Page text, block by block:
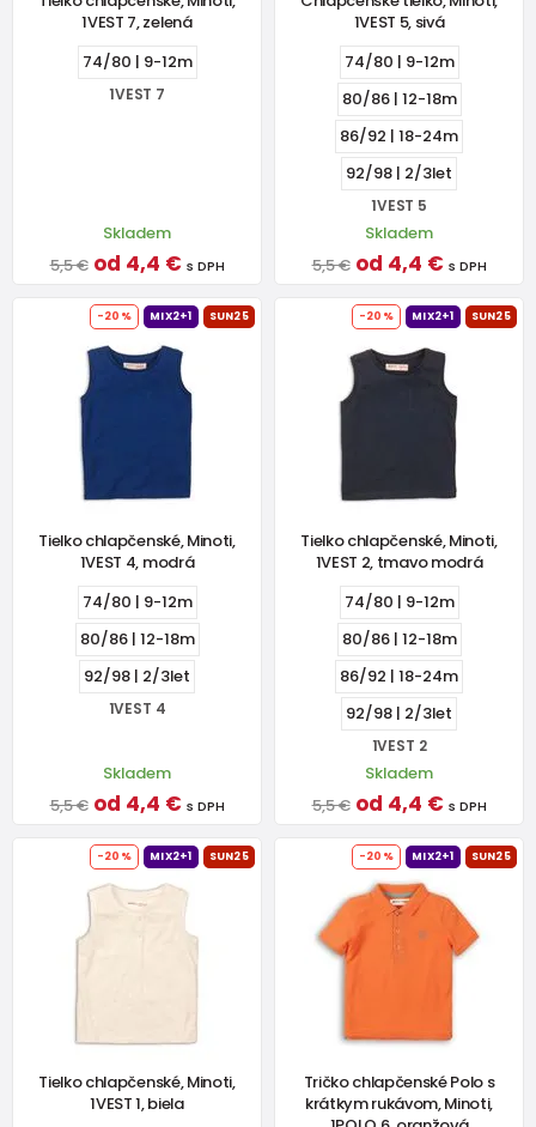
1VEST 7, zelená
74/80 | 9-12m
1VEST 7
Skladem
5,5 € od 4,4 € s DPH
1VEST 5, sivá
74/80 | 9-12m
80/86 | 12-18m
86/92 | 18-24m
92/98 | 2/3let
1VEST 5
Skladem
5,5 € od 4,4 € s DPH
-20% MIX2+1 SUN25
Tielko chlapčenské, Minoti,
1VEST 4, modrá
74/80 | 9-12m
80/86 | 12-18m
92/98 | 2/3let
1VEST 4
Skladem
5,5 € od 4,4 € s DPH
-20% MIX2+1 SUN25
Tielko chlapčenské, Minoti,
1VEST 2, tmavo modrá
74/80 | 9-12m
80/86 | 12-18m
86/92 | 18-24m
92/98 | 2/3let
1VEST 2
Skladem
5,5 € od 4,4 € s DPH
-20% MIX2+1 SUN25
Tielko chlapčenské, Minoti,
1VEST 1, biela
-20% MIX2+1 SUN25
Tričko chlapčenské Polo s
krátkym rukávom, Minoti,